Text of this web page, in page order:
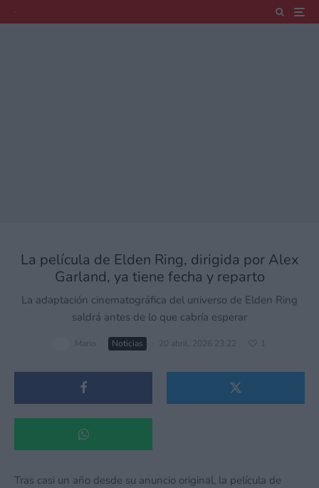
La película de Elden Ring, dirigida por Alex
Garland, ya tiene fecha y reparto
La adaptación cinematográfica del universo de Elden Ring
saldrá antes de lo que cabría esperar
Mario Noticias 20 abril, 2026 23:22 1
Tras casi un año desde su anuncio original, la película de